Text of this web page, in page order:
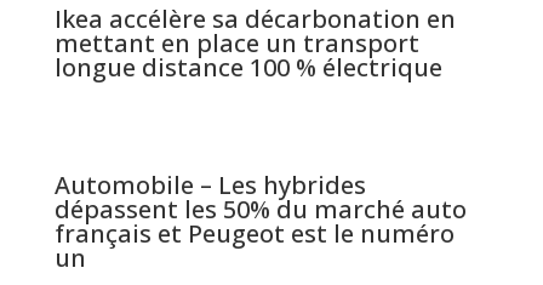
Ikea accélère sa décarbonation en
mettant en place un transport
longue distance 100 % électrique
Automobile – Les hybrides
dépassent les 50% du marché auto
français et Peugeot est le numéro
un